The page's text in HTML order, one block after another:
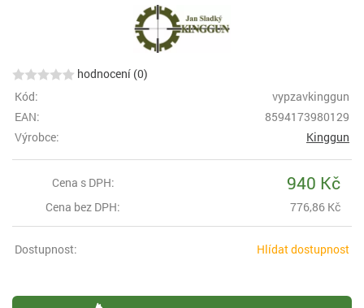
hodnocení (0)
Kód:
vypzavkinggun
EAN:
8594173980129
Výrobce:
Kinggun
Cena s DPH: 940 Kč
Cena bez DPH: 776,86 Kč
Dostupnost: Hlídat dostupnost